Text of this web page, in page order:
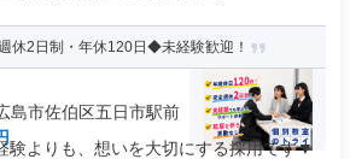
休2日制・年休120日◆未経験歓迎！
島市佐伯区五日市駅前
験よりも、想いを大切にする採用です▼